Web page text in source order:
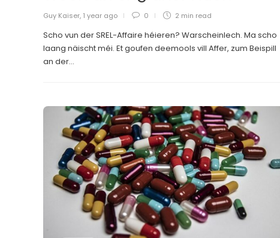
Guy Kaiser, 1 year ago 0 2 min read
Scho vun der SREL-Affaire héieren? Warscheinlech. Ma scho
laang näischt méi. Et goufen deemools vill Affer, zum Beispill
an der...